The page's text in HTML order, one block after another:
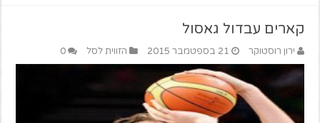
קארים עבדול גאסול
ירון רוסטוקר 21 בספטמבר 2015 הזווית לסל 0